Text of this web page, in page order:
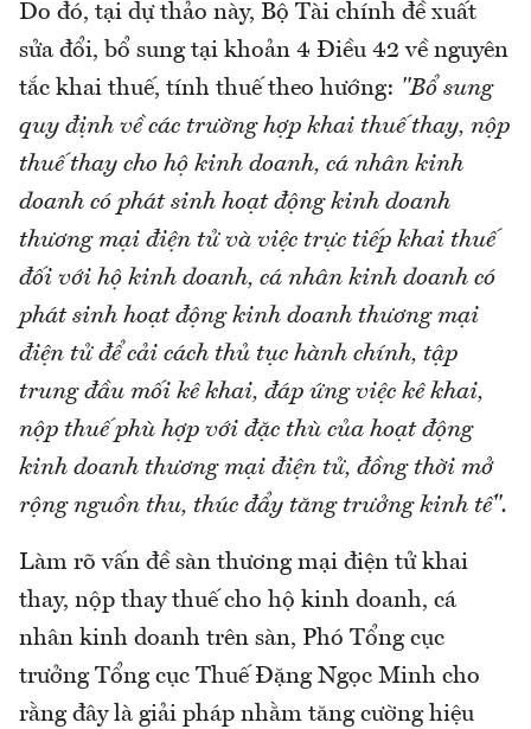
Do đó, tại dự thảo này, Bộ Tài chính đề xuất
sửa đổi, bổ sung tại khoản 4 Điều 42 về nguyên
tắc khai thuế, tính thuế theo hướng: "Bổ sung
quy định về các trường hợp khai thuế thay, nộp
thuế thay cho hộ kinh doanh, cá nhân kinh
doanh có phát sinh hoạt động kinh doanh
thương mại điện tử và việc trực tiếp khai thuế
đối với hộ kinh doanh, cá nhân kinh doanh có
phát sinh hoạt động kinh doanh thương mại
điện tử để cải cách thủ tục hành chính, tập
trung đầu mối kê khai, đáp ứng việc kê khai,
nộp thuế phù hợp với đặc thù của hoạt động
kinh doanh thương mại điện tử, đồng thời mở
rộng nguồn thu, thúc đẩy tăng trưởng kinh tế".
Làm rõ vấn đề sàn thương mại điện tử khai
thay, nộp thay thuế cho hộ kinh doanh, cá
nhân kinh doanh trên sàn, Phó Tổng cục
trưởng Tổng cục Thuế Đặng Ngọc Minh cho
rằng đây là giải pháp nhằm tăng cường hiệu